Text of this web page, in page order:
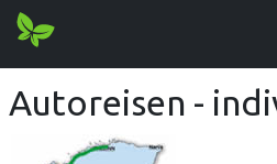
Autoreisen -